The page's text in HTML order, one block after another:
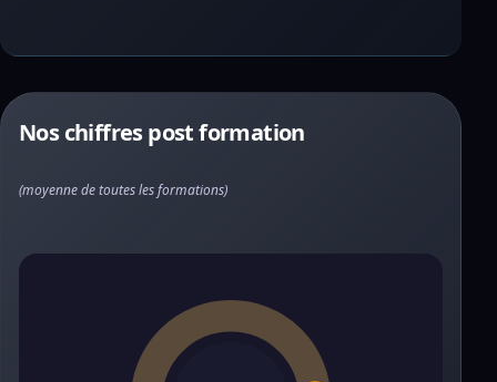
Nos chiffres post formation
(moyenne de toutes les formations)